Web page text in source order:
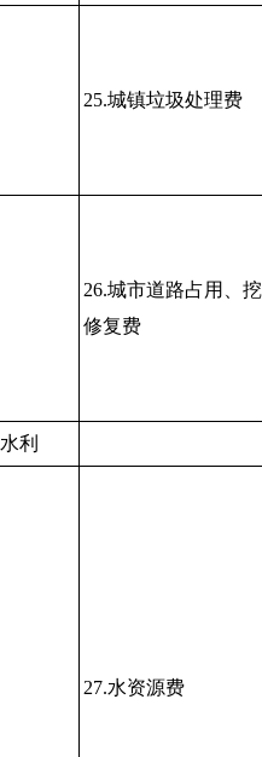
25.城镇垃圾处理费
26.城市道路占用、
修复费
水利
27.水资源费